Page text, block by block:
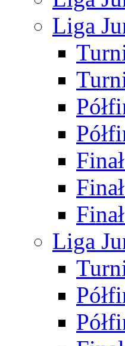
Liga
Liga